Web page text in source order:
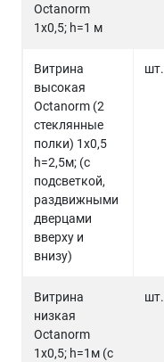
Octanorm
1х0,5; h=1 м
Витрина
высокая
Octanorm (2
стеклянные
полки) 1х0,5
h=2,5м; (с
подсветкой,
раздвижными
дверцами
вверху и
внизу)
шт.
Витрина
низкая
Octanorm
1х0,5; h=1м (с
шт.